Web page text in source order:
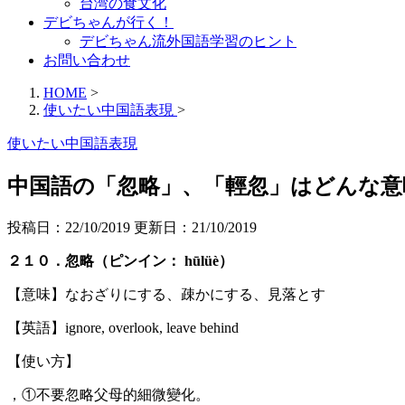
台湾の食文化
デビちゃんが行く！
デビちゃん流外国語学習のヒント
お問い合わせ
HOME >
使いたい中国語表現 >
使いたい中国語表現
中国語の「忽略」、「輕忽」はどんな
投稿日：22/10/2019 更新日： 21/10/2019
２１０．忽略（ピンイン： hūlüè）
【意味】なおざりにする、疎かにする、見落とす
【英語】ignore, overlook, leave behind
【使い方】
，①不要忽略父母的細微變化。